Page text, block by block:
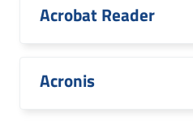
Acrobat Reader
Acronis